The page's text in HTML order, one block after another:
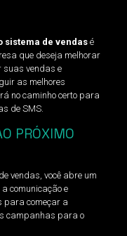
sistema de vendasé
que deseja melhorar
suas vendas e
as melhores
no caminho certo para
de SMS.
PRÓXIMO
vendas, você abre um
comunicação e
para começar a
campanhas para o